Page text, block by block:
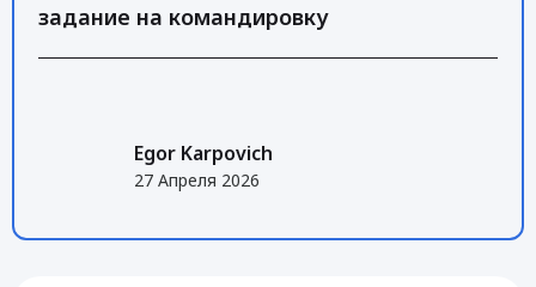
задание на командировку
Egor Karpovich
27 Апреля 2026